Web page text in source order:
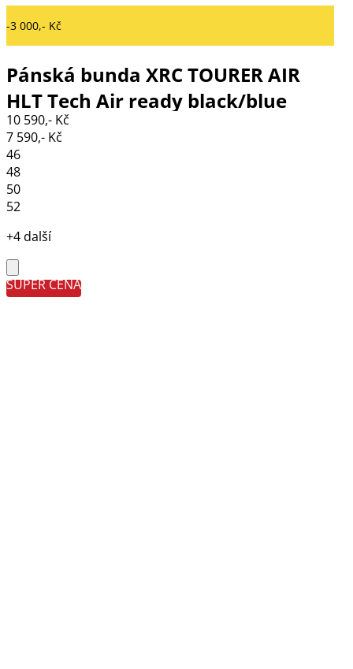
-3 000,- Kč
Pánská bunda XRC TOURER AIR
HLT Tech Air ready black/blue
10 590,- Kč
7 590,- Kč
46
48
50
52
+4 další
SUPER CENA